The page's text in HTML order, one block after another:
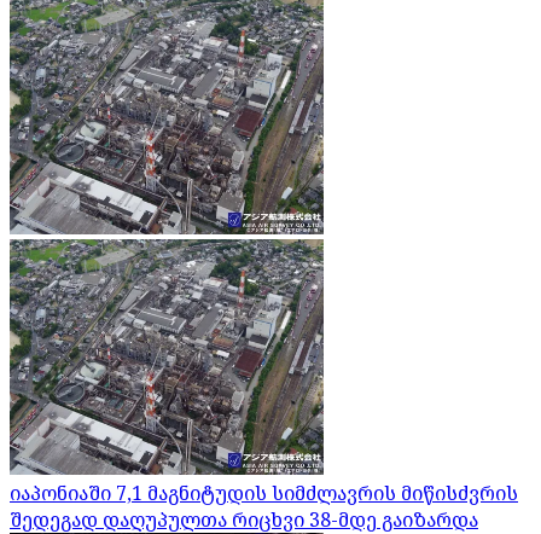
იაპონიაში 7,1 მაგნიტუდის სიმძლავრის მიწისძვრის
შედეგად დაღუპულთა რიცხვი 38-მდე გაიზარდა